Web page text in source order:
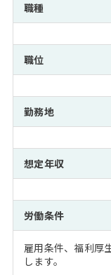
職種
職位
勤務地
想定年収
労働条件
雇用条件、福利厚
します。